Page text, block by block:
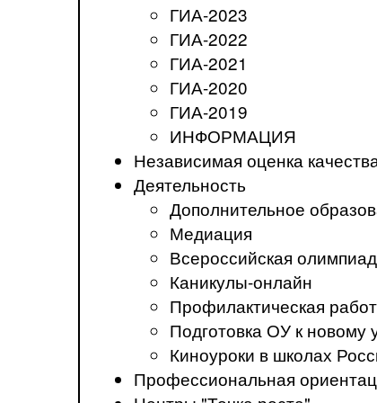
ГИА-2023
ГИА-2022
ГИА-2021
ГИА-2020
ГИА-2019
ИНФОРМАЦИЯ
Независимая оценка
Деятельность
Дополнительное
Медиация
Всероссийская
Каникулы-онлайн
Профилактическая
Подготовка ОУ к новому
Киноуроки в школах
Профессиональная